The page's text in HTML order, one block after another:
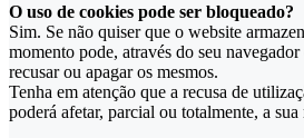
O uso de cookies pode ser bloqueado?
Sim. Se não quiser que o website
momento pode, através do seu
recusar ou apagar os mesmos.
Tenha em atenção que a recusa de
poderá afetar, parcial ou totalmente, a sua